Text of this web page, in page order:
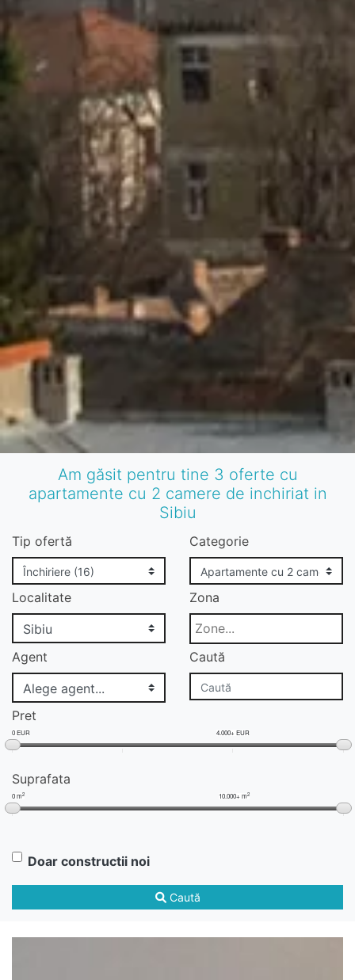
Am găsit pentru tine 3 oferte cu
apartamente cu 2 camere de inchiriat in
Sibiu
Tip ofertă Categorie
Localitate Zona
Agent Caută
Pret
0 EUR 4.000+ EUR
Suprafata
0 m2 10.000+ m2
Doar constructii noi
Caută